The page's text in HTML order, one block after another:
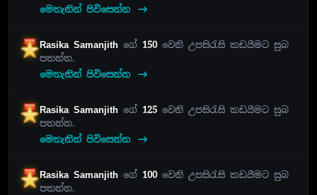
මෙතැනින් පිවිසෙන්න
Rasika Samanjithගේ 150වෙනි උපසිරැසි කඩයීමට සුබ
පතන්න.
මෙතැනින් පිවිසෙන්න
Rasika Samanjithගේ 125 වෙනි උපසිරැසි කඩයීමට සුබ
පතන්න.
මෙතැනින් පිවිසෙන්න
Rasika Samanjithගේ 100වෙනි උපසිරැසි කඩයීමට සුබ
පතන්න.